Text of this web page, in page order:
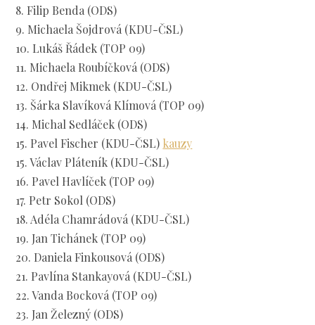
8. Filip Benda (ODS)
9. Michaela Šojdrová (KDU-ČSL)
10. Lukáš Řádek (TOP 09)
11. Michaela Roubíčková (ODS)
12. Ondřej Mikmek (KDU-ČSL)
13. Šárka Slavíková Klímová (TOP 09)
14. Michal Sedláček (ODS)
15. Pavel Fischer (KDU-ČSL) kauzy
15. Václav Pláteník (KDU-ČSL)
16. Pavel Havlíček (TOP 09)
17. Petr Sokol (ODS)
18. Adéla Chamrádová (KDU-ČSL)
19. Jan Tichánek (TOP 09)
20. Daniela Finkousová (ODS)
21. Pavlína Stankayová (KDU-ČSL)
22. Vanda Bocková (TOP 09)
23. Jan Železný (ODS)